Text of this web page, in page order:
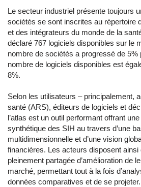
Le secteur industriel présente toujours
sociétés se sont inscrites au répertoire
et des intégrateurs du monde de la
déclaré 767 logiciels disponibles sur le
nombre de sociétés a progressé de 5%
nombre de logiciels disponibles est
8%.
Selon les utilisateurs – principalement,
santé (ARS), éditeurs de logiciels et
l’atlas est un outil performant offrant
synthétique des SIH au travers d’une
multidimensionnelle et d’une vision
financières. Les acteurs disposent ainsi
pleinement partagée d’amélioration de
marché, permettant tout à la fois
données comparatives et de se projeter.